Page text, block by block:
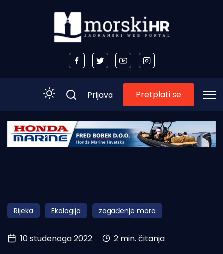
Početna
Obala
Otoci
Turizam i nautika
Prijava Pretplati se
Rijeka Ekologija zagađenje mora
10 studenoga 2022 2 min. čitanja